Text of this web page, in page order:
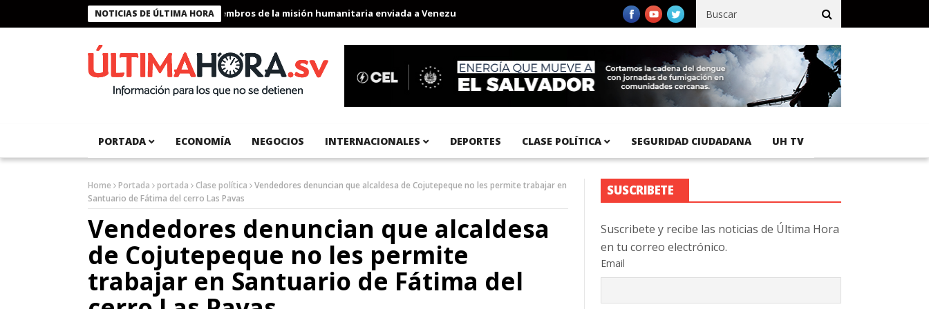
NOTICIAS DE ÚLTIMA HORA
Presidente Bukele condecora a miembros de la misión humanitaria enviada a Venezuela Aeropuerto Internacional del Pacífico registra 92 % de avance en obras de terracería
PORTADA ECONOMÍA NEGOCIOS INTERNACIONALES DEPORTES CLASE POLÍTICA SEGURIDAD CIUDADANA UH TV
Home Portada portada Clase política
Vendedores denuncian que alcaldesa de Cojutepeque no les permite trabajar en
Santuario de Fátima del cerro Las Pavas
Vendedores denuncian que alcaldesa
de Cojutepeque no les permite
trabajar en Santuario de Fátima del
SUSCRIBETE
Suscribete y recibe las noticias de Última Hora
en tu correo electrónico.
Email